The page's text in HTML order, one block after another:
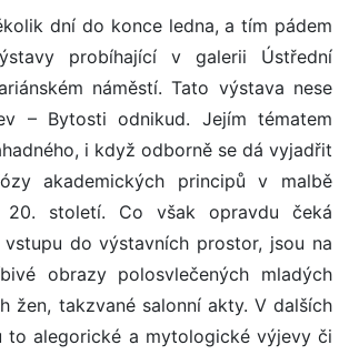
dní do konce ledna, a tím pádem
probíhající v galerii Ústřední
náměstí. Tato výstava nese
– Bytosti odnikud. Jejím tématem
i když odborně se dá vyjadřit
akademických principů v malbě
20. století. Co však opravdu čeká
do výstavních prostor, jsou na
obrazy polosvlečených mladých
žen, takzvané salonní akty. V dalších
to alegorické a mytologické výjevy či